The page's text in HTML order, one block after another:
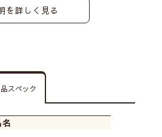
を詳しく見る
スペック
名